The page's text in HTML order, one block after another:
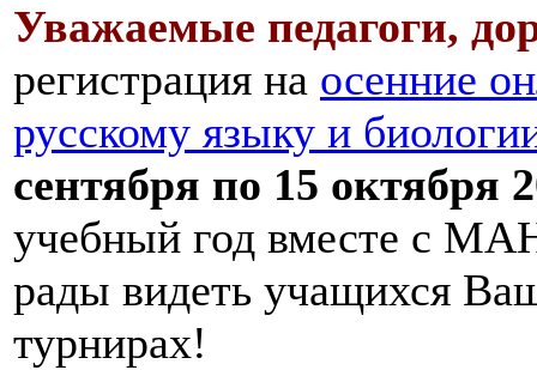
Уважаемые педагоги,
регистрация на осенние
русскому языку и
сентября по 15 октября
учебный год вместе с
рады видеть учащихся
турнирах!